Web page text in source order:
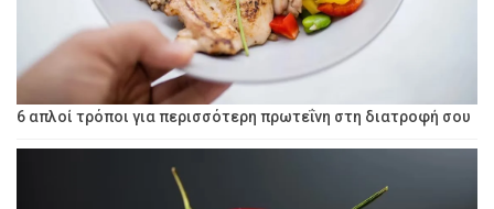
6 απλοί τρόποι για περισσότερη πρωτεΐνη στη διατροφή σου